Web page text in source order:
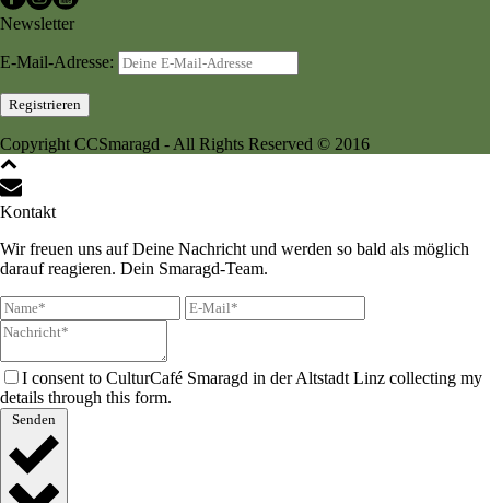
Newsletter
E-Mail-Adresse:
Copyright CCSmaragd - All Rights Reserved © 2016
Kontakt
Wir freuen uns auf Deine Nachricht und werden so bald als möglich
darauf reagieren. Dein Smaragd-Team.
I consent to CulturCafé Smaragd in der Altstadt Linz collecting my
details through this form.
Senden